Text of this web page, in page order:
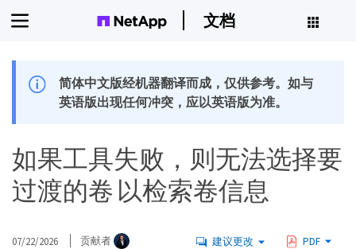
文档
简体中文版经机器翻译而成，仅供参考。如与
英语版出现任何冲突，应以英语版为准。
如果工具失败，则无法选择要
过渡的卷 以检索卷信息
07/22/2026 贡献者 建议更改 PDF